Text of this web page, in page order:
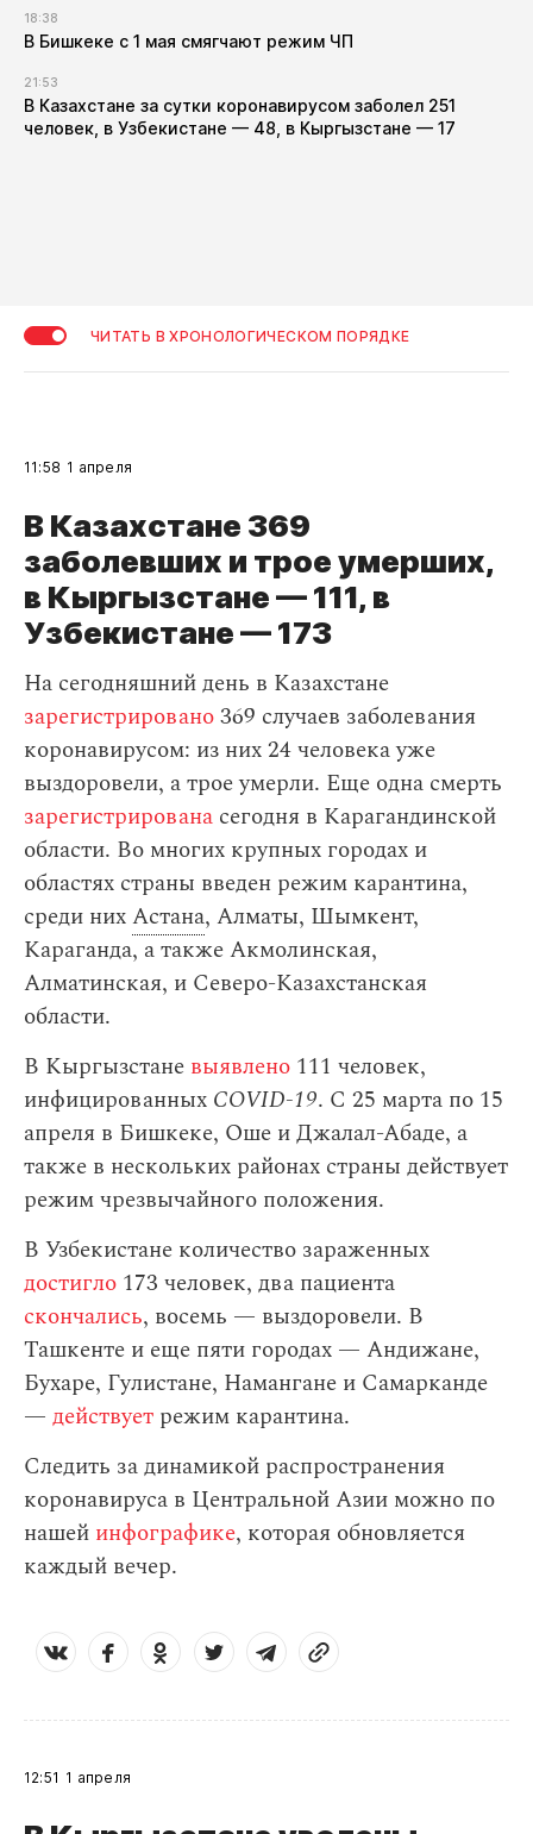
18:38
В Бишкеке с 1 мая смягчают режим ЧП
21:53
В Казахстане за сутки коронавирусом заболел 251
человек, в Узбекистане — 48, в Кыргызстане — 17
ЧИТАТЬ В ХРОНОЛОГИЧЕСКОМ ПОРЯДКЕ
11:58 1 апреля
В Казахстане 369
заболевших и трое умерших,
в Кыргызстане — 111, в
Узбекистане — 173
На сегодняшний день в Казахстане
зарегистрировано369 случаев заболевания
коронавирусом: из них 24 человека уже
выздоровели, а трое умерли. Еще одна смерть
зарегистрирована сегодня в Карагандинской
области. Во многих крупных городах и
областях страны введен режим карантина,
среди нихАстана, Алматы, Шымкент,
Караганда, а также Акмолинская,
Алматинская, и Северо-Казахстанская
области.
В Кыргызстане выявлено 111 человек,
инфицированных COVID-19. С 25 марта по 15
апреля в Бишкеке, Оше и Джалал-Абаде, а
также в нескольких районах страны действует
режим чрезвычайного положения.
В Узбекистане количество зараженных
достигло 173 человек, два пациента
скончались, восемь — выздоровели. В
Ташкенте и еще пяти городах — Андижане,
Бухаре, Гулистане, Намангане и Самарканде
— действует режим карантина.
Следить за динамикой распространения
коронавируса в Центральной Азии можно по
нашей инфографике, которая обновляется
каждый вечер.
12:51 1 апреля